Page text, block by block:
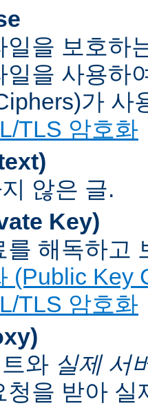
일을 보호하
일을 사용하
가 사
TLS 암호화
않은 글.
Key)
를 해독하고
(Public Key
TLS 암호화
와 실제 서
청을 받아